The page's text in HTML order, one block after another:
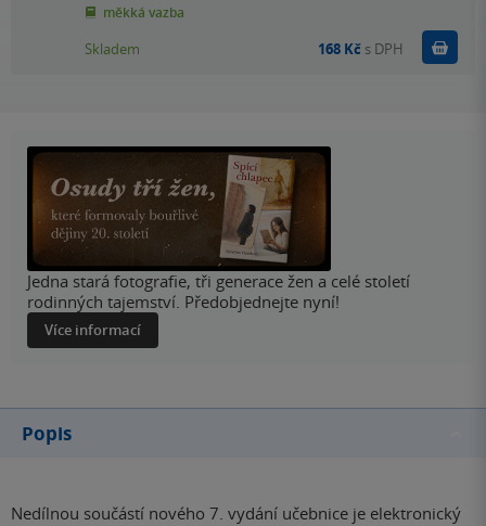
měkká vazba
Skladem 168 Kč s DPH
Jedna stará fotografie, tři generace žen a celé století
rodinných tajemství. Předobjednejte nyní!
Více informací
Popis
Nedílnou součástí nového 7. vydání učebnice je elektronický